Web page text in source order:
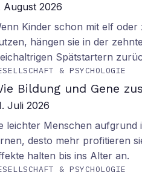
August 2026
Kinder schon mit elf
hängen sie in der
Spätstartern
& PSYCHOLOGIE
Bildung und Gene
Juli 2026
leichter Menschen aufgrund
desto mehr profitieren
halten bis ins Alter an.
& PSYCHOLOGIE